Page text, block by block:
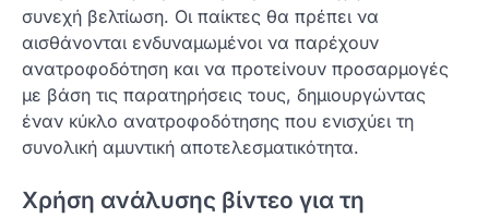
συνεχή βελτίωση. Οι παίκτες θα πρέπει να
αισθάνονται ενδυναμωμένοι να παρέχουν
ανατροφοδότηση και να προτείνουν προσαρμογές
με βάση τις παρατηρήσεις τους, δημιουργώντας
έναν κύκλο ανατροφοδότησης που ενισχύει τη
συνολική αμυντική αποτελεσματικότητα.
Χρήση ανάλυσης βίντεο για τη